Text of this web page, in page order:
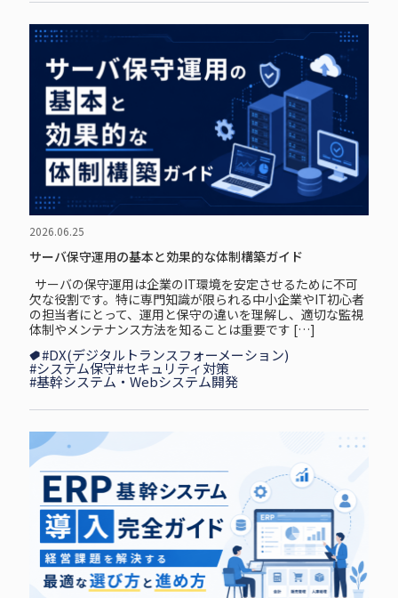
2026.06.25
サーバ保守運用の基本と効果的な体制構築ガイド
サーバの保守運用は企業のIT環境を安定させるために不可
欠な役割です。特に専門知識が限られる中小企業やIT初心者
の担当者にとって、運用と保守の違いを理解し、適切な監視
体制やメンテナンス方法を知ることは重要です […]
#DX(デジタルトランスフォーメーション)
#システム保守#セキュリティ対策
#基幹システム・Webシステム開発